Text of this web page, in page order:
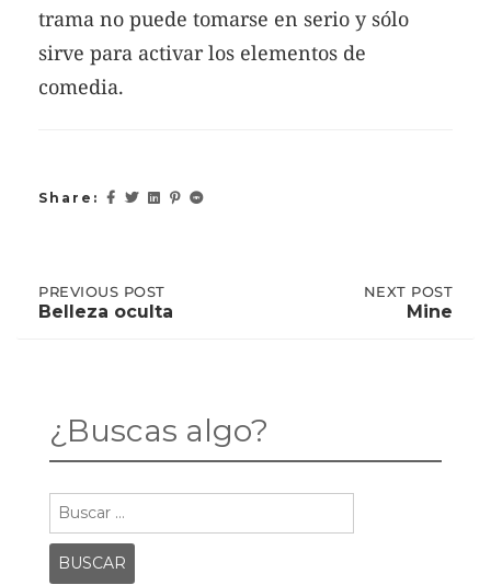
trama no puede tomarse en serio y sólo
sirve para activar los elementos de
comedia.
Share:
Post
PREVIOUS
POST:
PREVIOUS POST
Belleza oculta
NEXT POST
Mine
¿Buscas algo?